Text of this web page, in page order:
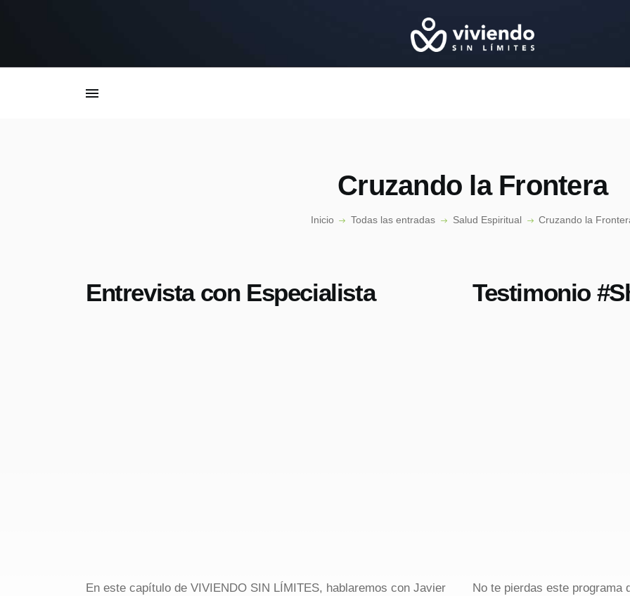
Cruzando la Frontera
Inicio Todas las entradas Salud Espiritual Cruzando la
CONÓCENOS
EPISODIOS
Entrevista con Especialista
En este capítulo de VIVIENDO SIN LÍMITES, hablaremos con Javier
Testimonio
No te pierdas este programa